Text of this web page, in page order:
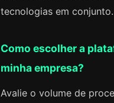
tecnologias em conjunto.
Como escolher a
minha empresa?
Avalie o volume de